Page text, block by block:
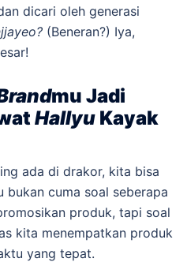
dicari oleh generasi
(Beneran?) Iya,
mu Jadi
Hallyu Kayak
ada di drakor, kita bisa
bukan cuma soal seberapa
produk, tapi soal
kita menempatkan produk
yang tepat.